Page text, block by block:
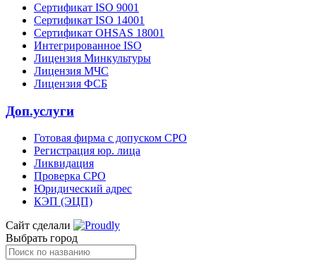
Сертификат ISO 9001
Сертификат ISO 14001
Сертификат OHSAS 18001
Интегрированное ISO
Лицензия Минкультуры
Лицензия МЧС
Лицензия ФСБ
Доп.услуги
Готовая фирма с допуском СРО
Регистрация юр. лица
Ликвидация
Проверка СРО
Юридический адрес
КЭП (ЭЦП)
Сайт сделали
Выбрать город